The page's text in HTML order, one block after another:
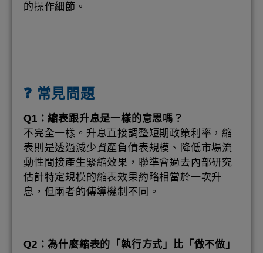
的操作細節。
❓ 常見問題
Q1：縮表跟升息是一樣的意思嗎？
不完全一樣。升息直接調整短期政策利率，縮
表則是透過減少資產負債表規模、降低市場流
動性間接產生緊縮效果，聯準會過去內部研究
估計特定規模的縮表效果約略相當於一次升
息，但兩者的傳導機制不同。
Q2：為什麼縮表的「執行方式」比「做不做」